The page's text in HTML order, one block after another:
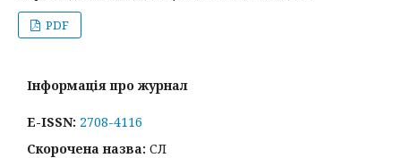
PDF
Інформація про журнал
E-ISSN: 2708-4116
Скорочена назва: СЛ